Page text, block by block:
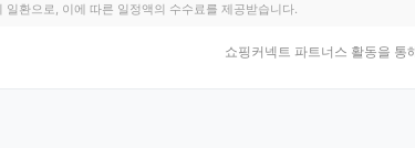
일환으로, 이에 따른 일정액의 수수료를 제공받습니다.
쇼핑커넥트 파트너스 활동을 통